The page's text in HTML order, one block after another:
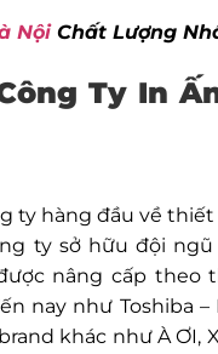
NộiChất Lượng
Ty In
ty hàng đầu về
ty sở hữu đội
nâng cấp theo
nay như Toshiba –
khác như À ƠI,